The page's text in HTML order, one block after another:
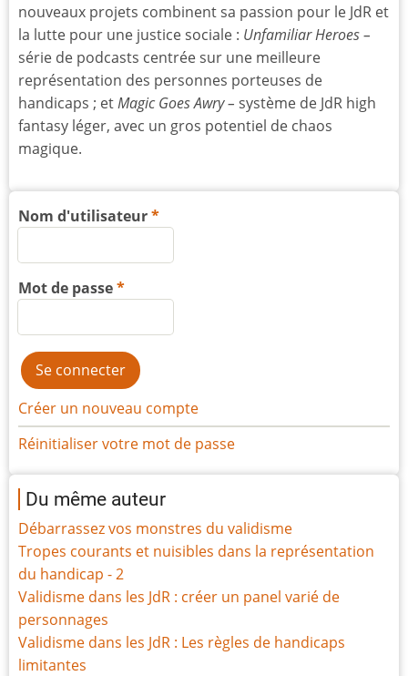
nouveaux projets combinent sa passion pour le JdR et
la lutte pour une justice sociale : Unfamiliar Heroes –
série de podcasts centrée sur une meilleure
représentation des personnes porteuses de
handicaps ; etMagic Goes Awry – système de JdR high
fantasy léger, avec un gros potentiel de chaos
magique.
Nom d'utilisateur
Mot de passe
Créer un nouveau compte
Réinitialiser votre mot de passe
Du même auteur
Débarrassez vos monstres du validisme
Tropes courants et nuisibles dans la représentation
du handicap - 2
Validisme dans les JdR : créer un panel varié de
personnages
Validisme dans les JdR : Les règles de handicaps
limitantes